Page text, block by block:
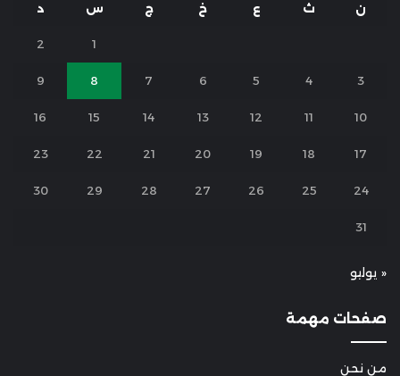
ن ث ع خ ج س د
1
2
3
4
5
6
7
8
9
10
11
12
13
14
15
16
17
18
19
20
21
22
23
24
25
26
27
28
29
30
31
« يوليو
صفحات مهمة
من نحن